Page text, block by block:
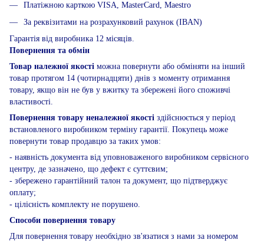
Платіжною карткою VISA, MasterCard, Maestro
За реквізитами на розрахунковий рахунок (IBAN)
Гарантія від виробника 12 місяців.
Повернення та обмін
Товар належної якості можна повернути або обміняти на інший
товар протягом 14 (чотирнадцяти) днів з моменту отримання
товару, якщо він не був у вжитку та збережені його споживчі
властивості.
Повернення товару неналежної якості здійснюється у період
встановленого виробником терміну гарантії. Покупець може
повернути товар продавцю за таких умов:
- наявність документа від уповноваженого виробником сервісного
центру, де зазначено, що дефект є суттєвим;
- збережено гарантійний талон та документ, що підтверджує
оплату;
- цілісність комплекту не порушено.
Способи повернення товару
Для повернення товару необхідно зв'язатися з нами за номером